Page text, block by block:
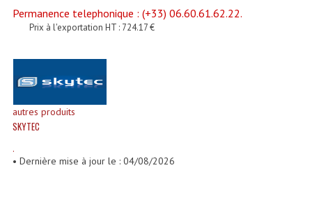
Retours De Scène
Permanence telephonique : (+33) 06.60.61.62.22.
Prix à l'exportation HT : 724.17 €
autres produits
SKYTEC
.
• Dernière mise à jour le : 04/08/2026